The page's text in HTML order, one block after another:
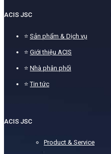
ACIS JSC
⭐ Sản phẩm & Dịch vụ
⭐ Giới thiệu ACIS
⭐ Nhà phân phối
⭐Tin tức
ACIS JSC
Product & Service